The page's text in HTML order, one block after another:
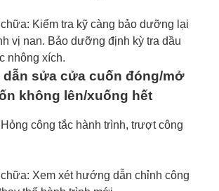
Kiểm tra kỹ càng bảo dưỡng lại
vị nan. Bảo dưỡng định kỳ tra dầu
nhông xích.
sửa cửa cuốn đóng/mở
không lên/xuống hết
công tắc hành trình, trượt công
Xem xét hướng dẫn chỉnh công